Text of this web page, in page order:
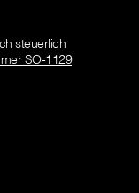
steuerlich
SO-1129